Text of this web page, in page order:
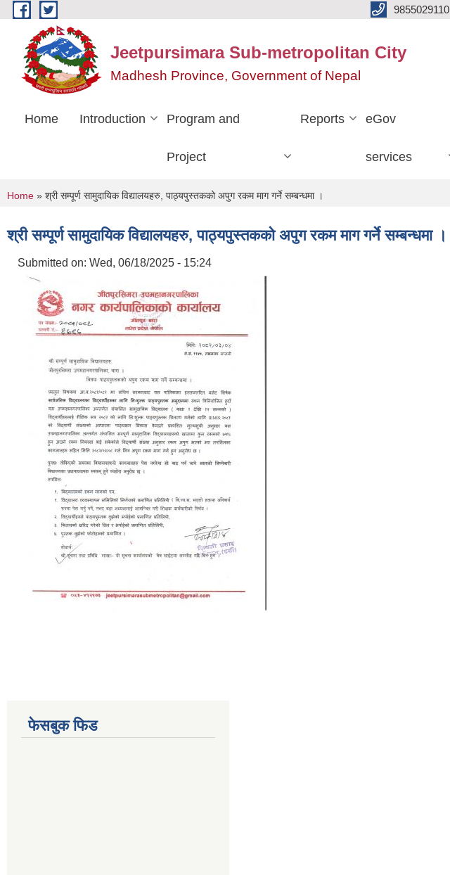
Skip to main content 9855029110
Jeetpursimara Sub-metropolitan City
Madhesh Province, Government of Nepal
Home Introduction Program and
Project
Reports eGov
services
You are here
Home » श्री सम्पूर्ण सामुदायिक विद्यालयहरु, पाठ्यपुस्तकको अपुग रकम माग गर्ने सम्बन्धमा ।
श्री सम्पूर्ण सामुदायिक विद्यालयहरु, पाठ्यपुस्तकको अपुग रकम माग गर्ने सम्बन्धमा ।
Submitted on: Wed, 06/18/2025 - 15:24
फेसबुक फिड